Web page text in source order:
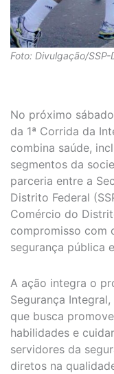
Foto: Divulgação/SSP-
No próximo
da 1ª Corrida da
combina saúde,
segmentos da
parceria entre a
Distrito Federal
Comércio do
compromisso com
segurança pública
A ação integra o
Segurança
que busca
habilidades e
servidores da
diretos na